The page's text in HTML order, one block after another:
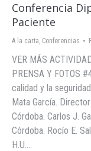
Conferencia
Paciente
A la carta, Conferencias
VER MÁS
PRENSA Y FOTOS
calidad y la
Mata García.
Córdoba. Carlos J.
Córdoba. Rocío E.
H.U.…